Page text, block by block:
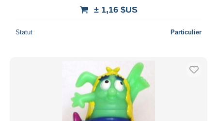
± 1,16 $US
Statut Particulier